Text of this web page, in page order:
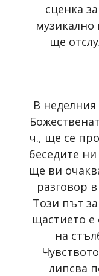
сценка
музикално
ще
В
ч., ще се
беседите
ще ви
разговор
Този път
щастието е
на
липсва